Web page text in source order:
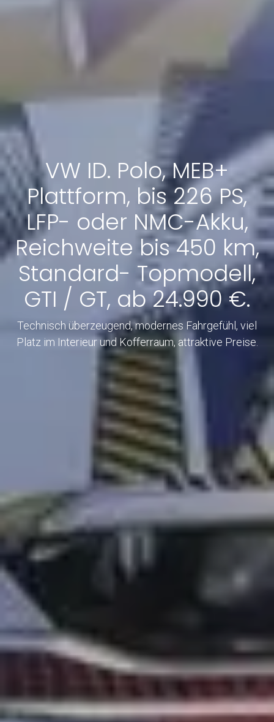
VW ID. Polo, MEB+
Plattform, bis 226 PS,
LFP- oder NMC-Akku,
Reichweite bis 450 km,
Standard- Topmodell,
GTI / GT, ab 24.990 €.
Technisch überzeugend, modernes Fahrgefühl, viel
Platz im Interieur und Kofferraum, attraktive Preise.